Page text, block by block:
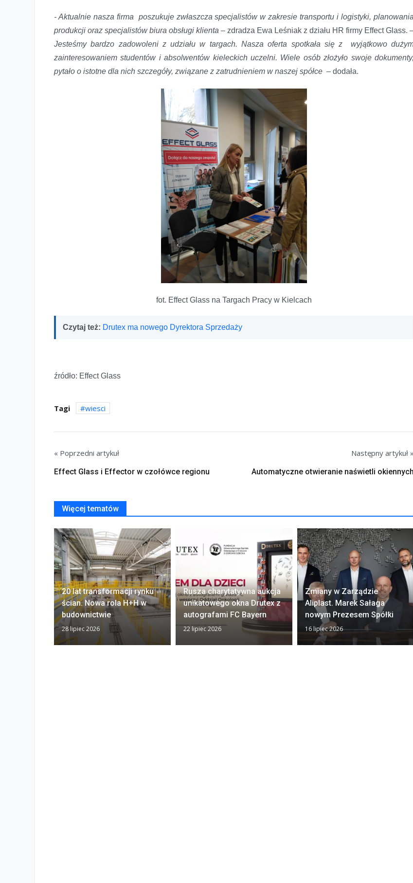
- Aktualnie nasza firma poszukuje zwłaszcza specjalistów w zakresie transportu i logistyki, planowania
produkcji oraz specjalistów biura obsługi klienta – zdradza Ewa Leśniak z działu HR firmy Effect Glass.
Jesteśmy bardzo zadowoleni z udziału w targach. Nasza oferta spotkała się z wyjątkowo
zainteresowaniem studentów i absolwentów kieleckich uczelni. Wiele osób złożyło swoje dokumenty,
pytało o istotne dla nich szczegóły, związane z zatrudnieniem w naszej spółce – dodała.
fot. Effect Glass na Targach Pracy w Kielcach
Czytaj też: Drutex ma nowego Dyrektora Sprzedaży
źródło: Effect Glass
Tagi wiesci
« Poprzedni artykuł
Effect Glass i Effector w czołówce regionu
Następny artykuł »
Automatyczne otwieranie naświetli okiennych
Więcej tematów
20 lat transformacji rynku
ścian. Nowa rola H+H w
budownictwie
28 lipiec 2026
Rusza charytatywna aukcja
unikatowego okna Drutex z
autografami FC Bayern
22 lipiec 2026
Zmiany w Zarządzie
Aliplast. Marek Sałaga
nowym Prezesem Spółki
16 lipiec 2026